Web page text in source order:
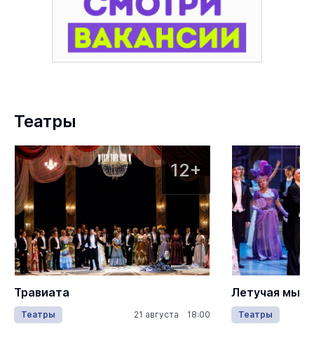
Театры
12+
Травиата
Театры 21 августа 18:00
Летучая
Театры